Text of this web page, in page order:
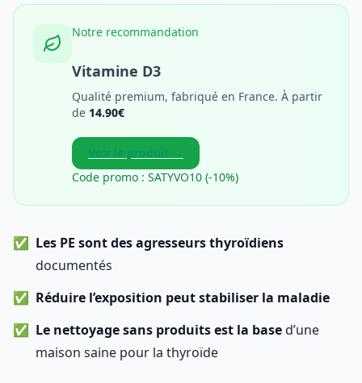
Notre recommandation
Vitamine D3
Qualité premium, fabriqué en France. À partir
de 14.90€
Voir le produit →
Code promo : SATYVO10 (-10%)
Les PE sont des agresseurs thyroïdiens
documentés
Réduire l’exposition peut stabiliser la maladie
Le nettoyage sans produits est la based’une
maison saine pour la thyroïde